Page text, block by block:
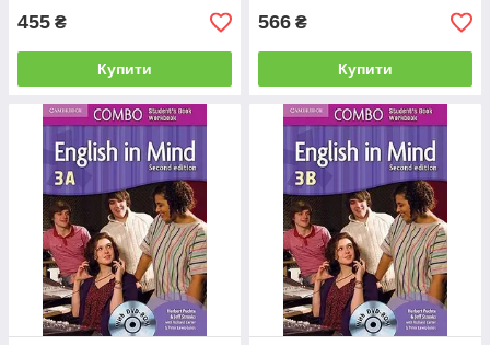
455 ₴
Купити
566 ₴
Купити